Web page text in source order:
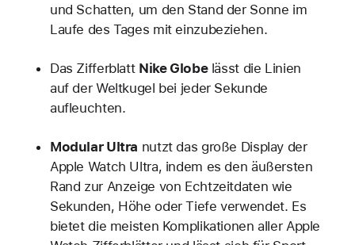
und Schatten, um den Stand der Sonne im
Laufe des Tages mit einzubeziehen.
Das Zifferblatt Nike Globelässt die Linien
auf der Weltkugel bei jeder Sekunde
aufleuchten.
Modular Ultra nutzt das große Display der
Apple Watch Ultra, indem es den äußersten
Rand zur Anzeige von Echtzeitdaten wie
Sekunden, Höhe oder Tiefe verwendet. Es
bietet die meisten Komplikationen aller Apple